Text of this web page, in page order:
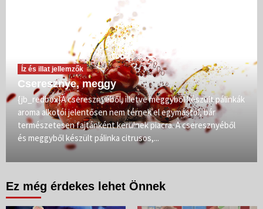
Íz és illat jellemzők
Cseresznye, meggy
{jb_redbox}A cseresznyéből, illetve meggyből készült pálinkák
aroma alkotói jelentősen nem térnek el egymástól, bár
természetesen fajtánként kerülnek piacra. A cseresznyéből
és meggyből készült pálinka citrusos,...
Ez még érdekes lehet Önnek